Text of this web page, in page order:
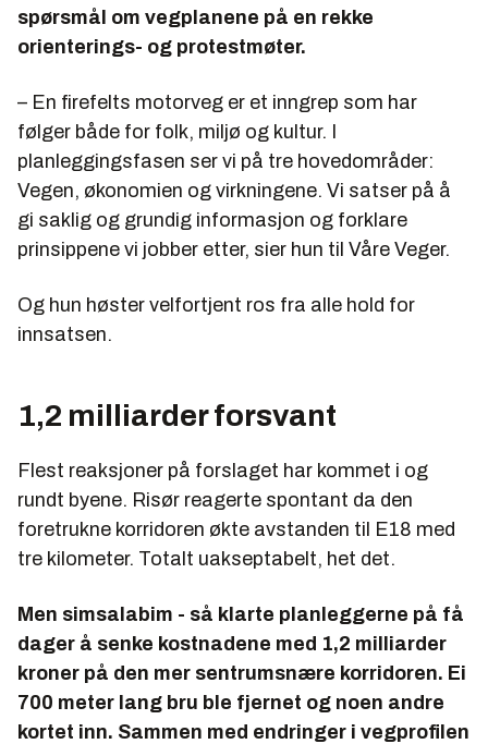
spørsmål om vegplanene på en rekke
orienterings- og protestmøter.
– En firefelts motorveg er et inngrep som har
følger både for folk, miljø og kultur. I
planleggingsfasen ser vi på tre hovedområder:
Vegen, økonomien og virkningene. Vi satser på å
gi saklig og grundig informasjon og forklare
prinsippene vi jobber etter, sier hun til Våre Veger.
Og hun høster velfortjent ros fra alle hold for
innsatsen.
1,2 milliarder forsvant
Flest reaksjoner på forslaget har kommet i og
rundt byene. Risør reagerte spontant da den
foretrukne korridoren økte avstanden til E18 med
tre kilometer. Totalt uakseptabelt, het det.
Men simsalabim - så klarte planleggerne på få
dager å senke kostnadene med 1,2 milliarder
kroner på den mer sentrumsnære korridoren. Ei
700 meter lang bru ble fjernet og noen andre
kortet inn. Sammen med endringer i vegprofilen